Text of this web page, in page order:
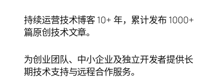
持续运营技术博客 10+ 年，累计发布 1000+
篇原创技术文章。
为创业团队、中小企业及独立开发者提供长
期技术支持与远程合作服务。